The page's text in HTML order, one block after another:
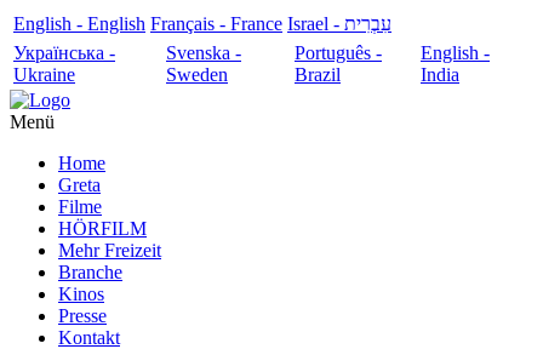
English - English Français - France
עִבְרִית - Israel
Українська -
Ukraine
Svenska -
Sweden
Português -
Brazil
English -
India
Menü
Home
Greta
Filme
HÖRFILM
Mehr Freizeit
Branche
Kinos
Presse
Kontakt